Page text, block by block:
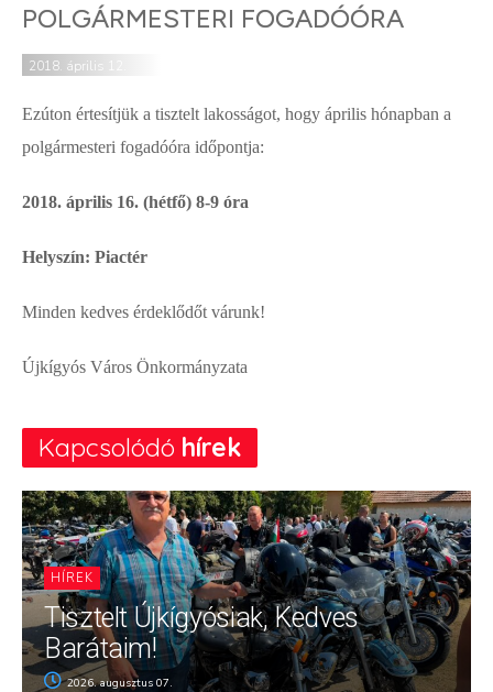
POLGÁRMESTERI FOGADÓÓRA
2018. április 12.
Ezúton értesítjük a tisztelt lakosságot, hogy április hónapban a
polgármesteri fogadóóra időpontja:
2018. április 16. (hétfő) 8-9 óra
Helyszín: Piactér
Minden kedves érdeklődőt várunk!
Újkígyós Város Önkormányzata
Kapcsolódó hírek
HÍREK
Tisztelt Újkígyósiak, Kedves
Barátaim!
2026. augusztus 07.